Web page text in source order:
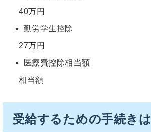
40万円
勤労学生控除
27万円
医療費控除相当額
相当額
受給するための手続きは